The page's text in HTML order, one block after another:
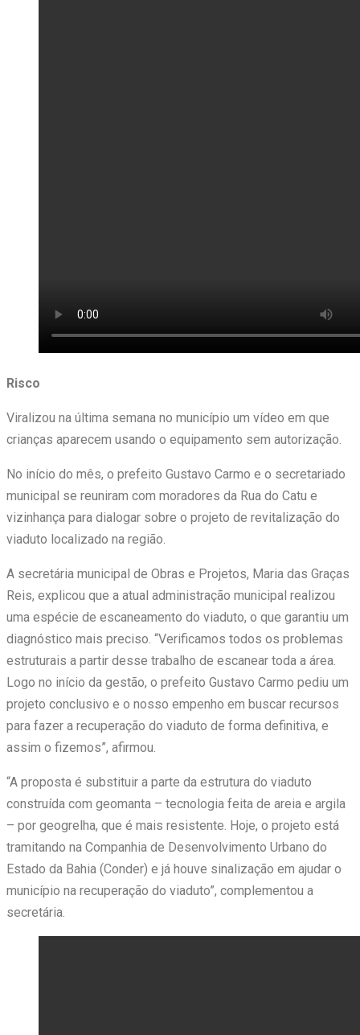
Risco
Viralizou na última semana no município um vídeo em que
crianças aparecem usando o equipamento sem autorização.
No início do mês, o prefeito Gustavo Carmo e o secretariado
municipal se reuniram com moradores da Rua do Catu e
vizinhança para dialogar sobre o projeto de revitalização do
viaduto localizado na região.
A secretária municipal de Obras e Projetos, Maria das Graças
Reis, explicou que a atual administração municipal realizou
uma espécie de escaneamento do viaduto, o que garantiu um
diagnóstico mais preciso. “Verificamos todos os problemas
estruturais a partir desse trabalho de escanear toda a área.
Logo no início da gestão, o prefeito Gustavo Carmo pediu um
projeto conclusivo e o nosso empenho em buscar recursos
para fazer a recuperação do viaduto de forma definitiva, e
assim o fizemos”, afirmou.
“A proposta é substituir a parte da estrutura do viaduto
construída com geomanta – tecnologia feita de areia e argila
– por geogrelha, que é mais resistente. Hoje, o projeto está
tramitando na Companhia de Desenvolvimento Urbano do
Estado da Bahia (Conder) e já houve sinalização em ajudar o
município na recuperação do viaduto”, complementou a
secretária.